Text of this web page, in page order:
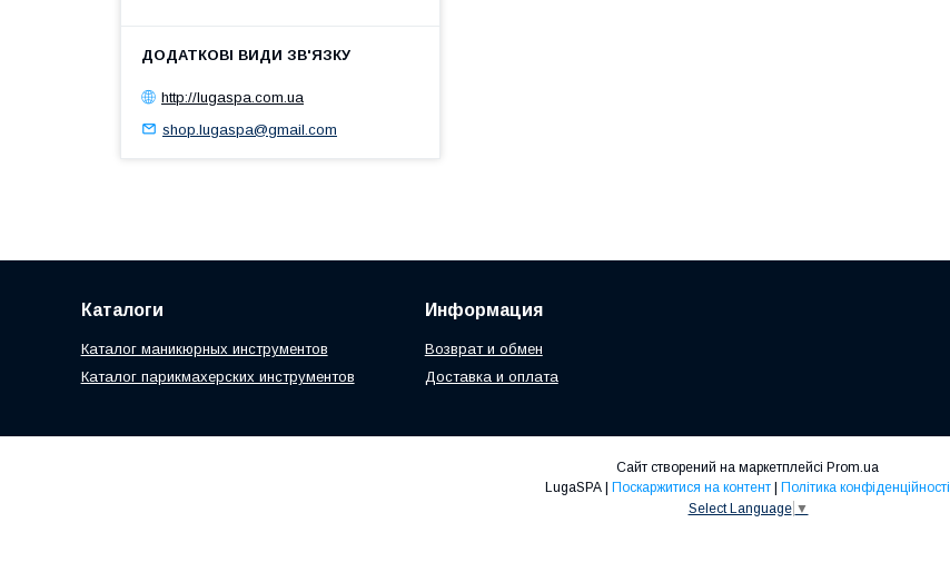
http://lugaspa.com.ua
shop.lugaspa@gmail.com
Каталоги
Каталог маникюрных инструментов
Каталог парикмахерских инструментов
Информация
Возврат и обмен
Доставка и оплата
Сайт створений на маркетплейсі Prom.ua
Поскаржитися на контент
Політика конфіденційності
Select Language ▼